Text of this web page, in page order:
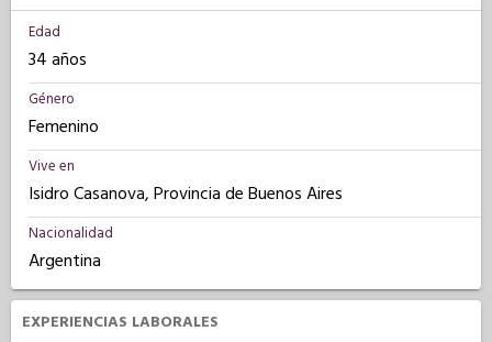
Edad
34 años
Género
Femenino
Vive en
Isidro Casanova, Provincia de Buenos Aires
Nacionalidad
Argentina
EXPERIENCIAS LABORALES